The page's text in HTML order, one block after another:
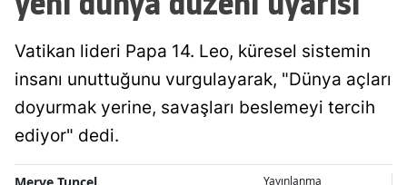
Vatikan lideri Papa 14. Leo, küresel sistemin
insanı unuttuğunu vurgulayarak, "Dünya açları
doyurmak yerine, savaşları beslemeyi tercih
ediyor" dedi.
Merve Tuncel
Yayınlanma